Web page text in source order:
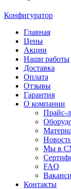
Конфигуратор
Главная
Цены
Акции
Наши работы
Доставка
Оплата
Отзывы
Гарантия
О компании
Прайс-
Мы в
FAQ
Контакты